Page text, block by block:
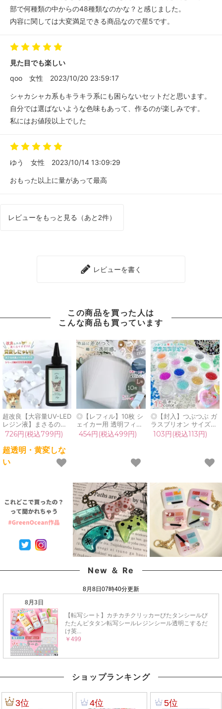
部で何種類の中からの48種類なのかな？と感じました。
内容に関しては大変満足できる商品なので星5です。
見た目でも楽しい
qoo
女性 2023/10/20 23:59:17
シャカシャカ系もキラキラ系にも困らないセットだと思います。
自分では選ばないような色味もあって、作るのが楽しみです。
私にはお値段以上でした
ゆう 女性 2023/10/14 13:09:29
おもった以上に量があって最高
レビューをもっと見る（あと2件）
レビューを書く
この商品を買った人は
こんな商品も買っています
超改良【大容量UV-LED
レジン液】まさるの涙
ver.03 超透明 70g 初心
者 作家 コーティング
ハード 黄変しない 高品
質 クリア 猫 UVレジン
液 安い おすすめ
726円(税込799円)
超透明・黄変しな
い
◎【レフィル】10枚 シ
ェイカー用 透明フィル
ム L判 セット 透明シー
ト カシャカシャ 専用
ャカ レジン クラフト
454円(税込499円)
◎【封入】つぶつぶ ガ
ラスブリオン サイズ
mix レジン封入素材 オ
ーロラ 封入パーツ ガラ
カラフル キラキラ 手芸
103円(税込113円)
New ＆ Re
ショップランキング